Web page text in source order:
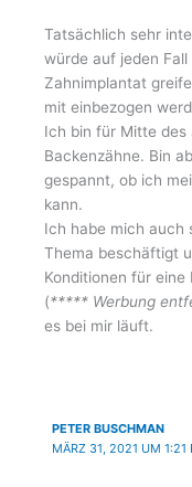
Tatsächlich sehr
würde auf jeden
Zahnimplantat
mit einbezogen
Ich bin für Mitte
Backenzähne. Bin
gespannt, ob ich
kann.
Ich habe mich auch
Thema beschäftigt
Konditionen für eine
(***** Werbung
es bei mir läuft.
PETER BUSCHMAN
MÄRZ 31, 2021 UM 1:21